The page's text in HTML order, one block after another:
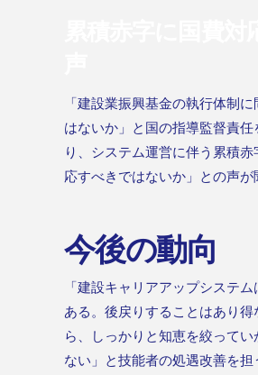
「建設業振興基金の執行体制
はないか」と国の指導監督責任
り、システム運営に伴う累積
応すべきではないか」との声が
今後の動向
「建設キャリアアップシステ
ある。後戻りすることはあり
ら、しっかりと知恵を絞ってい
ない」と技能者の処遇改善を担